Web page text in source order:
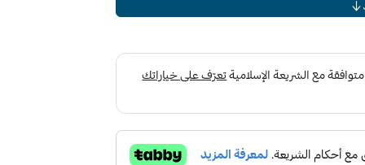
جافة وتلميع إذا لزم الأمر. رج الزجاجة
قبل الاستخدام وأدر الفوهة لتفتح. رش طبقة خفيفة من سوناكس Brilliant Shine Detailer على سطح
وامسح الباقي بعيدًا. أعد التقديم إذا كان